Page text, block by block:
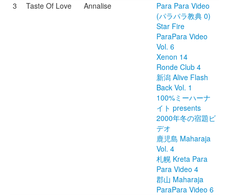
3
Taste Of Love Annalise
Para Para Video
(パラパラ教典 0)
Star Fire
ParaPara Video
Vol. 6
Xenon 14
Ronde Club 4
新潟 Alive Flash
Back Vol. 1
100%ミーハーナ
イト presents
2000年冬の宿題ビ
デオ
鹿児島 Maharaja
Vol. 4
札幌 Kreta Para
Para Video 4
郡山 Maharaja
ParaPara Video 6